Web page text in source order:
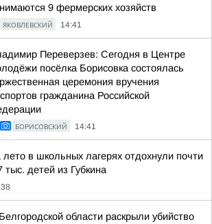
9 фермерских хозяйств
ЯКОВЛЕВСКИЙ 14:41
Переверзев: Сегодня в Центре
посёлка Борисовка состоялась
церемония вручения
гражданина Российской
БОРИСОВСКИЙ 14:41
лето в школьных лагерях отдохнули почти
тыс. детей из Губкина
области раскрыли убийство